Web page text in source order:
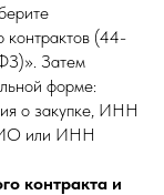
контрактов (44-
Затем
форме:
о закупке, ИНН
или ИНН
контракта и